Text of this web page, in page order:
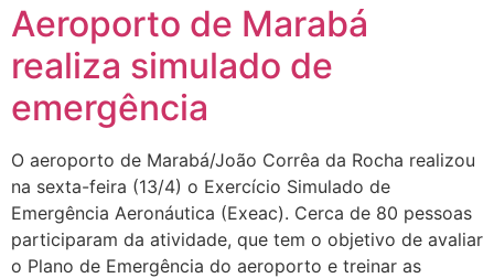
Aeroporto de Marabá
realiza simulado de
emergência
O aeroporto de Marabá/João Corrêa da Rocha realizou
na sexta-feira (13/4) o Exercício Simulado de
Emergência Aeronáutica (Exeac). Cerca de 80 pessoas
participaram da atividade, que tem o objetivo de avaliar
o Plano de Emergência do aeroporto e treinar as